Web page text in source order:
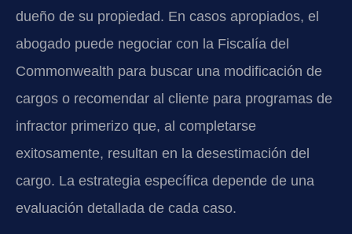
dueño de su propiedad. En casos apropiados, el
abogado puede negociar con la Fiscalía del
Commonwealth para buscar una modificación de
cargos o recomendar al cliente para programas de
infractor primerizo que, al completarse
exitosamente, resultan en la desestimación del
cargo. La estrategia específica depende de una
evaluación detallada de cada caso.